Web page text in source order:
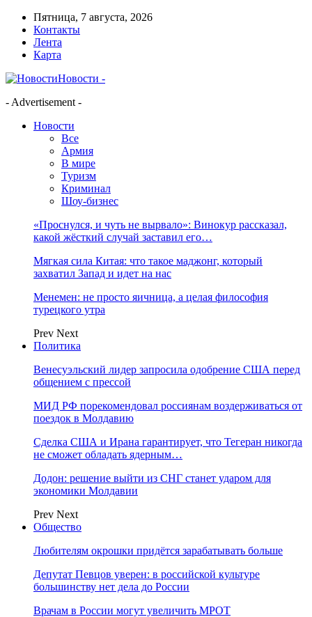
Пятница, 7 августа, 2026
Контакты
Лента
Карта
Новости -
- Advertisement -
Новости
Все
Армия
В мире
Туризм
Криминал
Шоу-бизнес
«Проснулся, и чуть не вырвало»: Винокур рассказал,
какой жёсткий случай заставил его…
Мягкая сила Китая: что такое маджонг, который
захватил Запад и идет на нас
Менемен: не просто яичница, а целая философия
турецкого утра
Prev Next
Политика
Венесуэльский лидер запросила одобрение США перед
общением с прессой
МИД РФ порекомендовал россиянам воздерживаться от
поездок в Молдавию
Сделка США и Ирана гарантирует, что Тегеран никогда
не сможет обладать ядерным…
Додон: решение выйти из СНГ станет ударом для
экономики Молдавии
Prev Next
Общество
Любителям окрошки придётся зарабатывать больше
Депутат Певцов уверен: в российской культуре
большинству нет дела до России
Врачам в России могут увеличить МРОТ